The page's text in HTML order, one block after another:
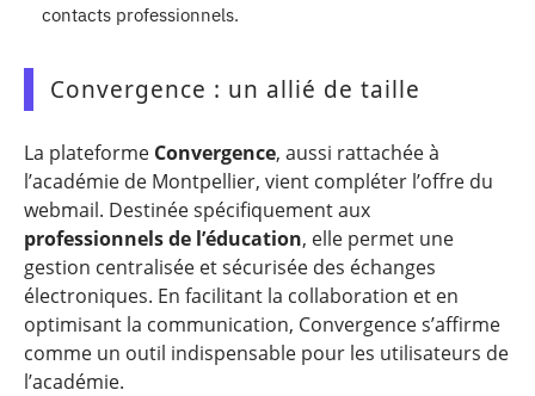
contacts professionnels.
Convergence : un allié de taille
La plateforme Convergence, aussi rattachée à
l’académie de Montpellier, vient compléter l’offre du
webmail. Destinée spécifiquement aux
professionnels de l’éducation, elle permet une
gestion centralisée et sécurisée des échanges
électroniques. En facilitant la collaboration et en
optimisant la communication, Convergence s’affirme
comme un outil indispensable pour les utilisateurs de
l’académie.